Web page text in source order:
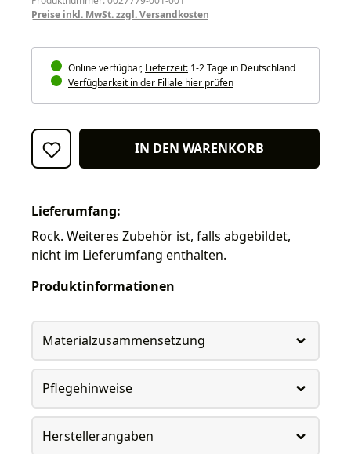
Preise inkl. MwSt. zzgl. Versandkosten
Online verfügbar, Lieferzeit: 1-2 Tage in Deutschland
Verfügbarkeit in der Filiale hier prüfen
IN DEN WARENKORB
Lieferumfang:
Rock. Weiteres Zubehör ist, falls abgebildet,
nicht im Lieferumfang enthalten.
Produktinformationen
Materialzusammensetzung
Pflegehinweise
Herstellerangaben